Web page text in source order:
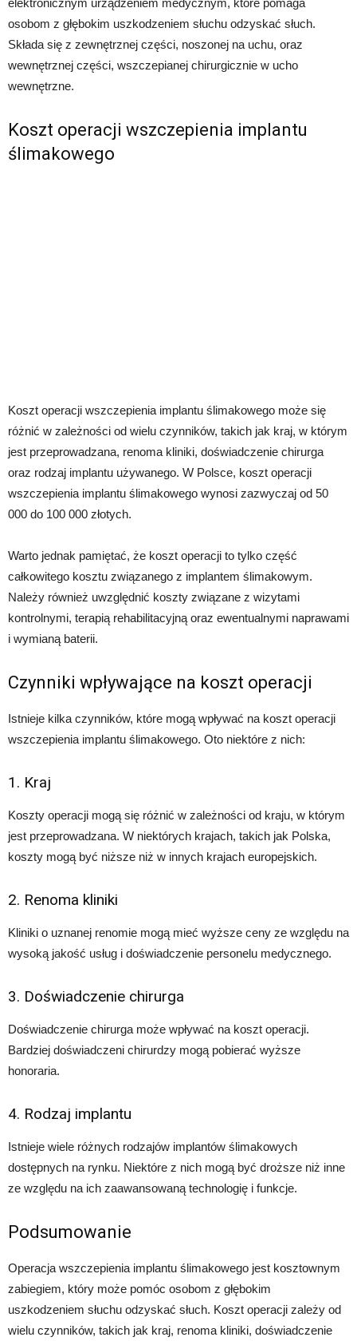
elektronicznym urządzeniem medycznym, które pomaga
osobom z głębokim uszkodzeniem słuchu odzyskać słuch.
Składa się z zewnętrznej części, noszonej na uchu, oraz
wewnętrznej części, wszczepianej chirurgicznie w ucho
wewnętrzne.
Koszt operacji wszczepienia implantu
ślimakowego
Koszt operacji wszczepienia implantu ślimakowego może się
różnić w zależności od wielu czynników, takich jak kraj, w którym
jest przeprowadzana, renoma kliniki, doświadczenie chirurga
oraz rodzaj implantu używanego. W Polsce, koszt operacji
wszczepienia implantu ślimakowego wynosi zazwyczaj od 50
000 do 100 000 złotych.
Warto jednak pamiętać, że koszt operacji to tylko część
całkowitego kosztu związanego z implantem ślimakowym.
Należy również uwzględnić koszty związane z wizytami
kontrolnymi, terapią rehabilitacyjną oraz ewentualnymi naprawami
i wymianą baterii.
Czynniki wpływające na koszt operacji
Istnieje kilka czynników, które mogą wpływać na koszt operacji
wszczepienia implantu ślimakowego. Oto niektóre z nich:
1. Kraj
Koszty operacji mogą się różnić w zależności od kraju, w którym
jest przeprowadzana. W niektórych krajach, takich jak Polska,
koszty mogą być niższe niż w innych krajach europejskich.
2. Renoma kliniki
Kliniki o uznanej renomie mogą mieć wyższe ceny ze względu na
wysoką jakość usług i doświadczenie personelu medycznego.
3. Doświadczenie chirurga
Doświadczenie chirurga może wpływać na koszt operacji.
Bardziej doświadczeni chirurdzy mogą pobierać wyższe
honoraria.
4. Rodzaj implantu
Istnieje wiele różnych rodzajów implantów ślimakowych
dostępnych na rynku. Niektóre z nich mogą być droższe niż inne
ze względu na ich zaawansowaną technologię i funkcje.
Podsumowanie
Operacja wszczepienia implantu ślimakowego jest kosztownym
zabiegiem, który może pomóc osobom z głębokim
uszkodzeniem słuchu odzyskać słuch. Koszt operacji zależy od
wielu czynników, takich jak kraj, renoma kliniki, doświadczenie